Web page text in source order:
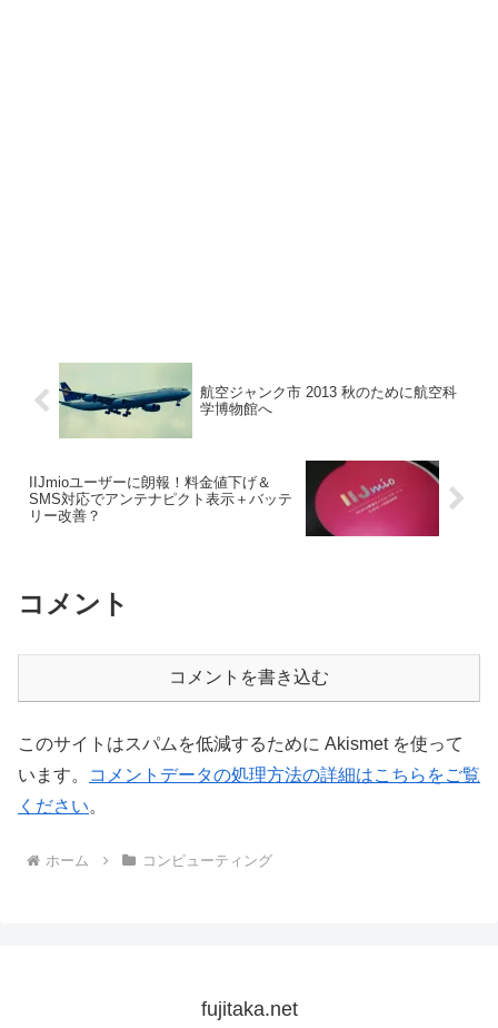
航空ジャンク市 2013 秋のために航空科
学博物館へ
IIJmioユーザーに朗報！料金値下げ＆
SMS対応でアンテナピクト表示＋バッテ
リー改善？
コメント
コメントを書き込む
このサイトはスパムを低減するために Akismet を使って
います。
コメントデータの処理方法の詳細はこちらをご覧
ください。
ホーム コンピューティング
fujitaka.net